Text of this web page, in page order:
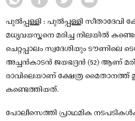
പുൽപ്പള്ളി : പുൽപ്പള്ളി സീതാദേവി
മധ്യവയസ്കനെ മരിച്ച നിലയിൽ
ചെറ്റപ്പാലം സ്വദേശിയും ടൗണിലെ
അച്ചൻകാടൻ ജയഭദ്രൻ (52) ആണ്
രാവിലെയാണ് ക്ഷേത്ര മൈതാനത്ത്
കണ്ടെത്തിയത്.
പോലീസെത്തി പ്രാഥമിക